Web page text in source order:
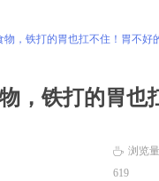
，铁打的胃
ꄘ 浏览量
619
物，铁打的胃也扛不住！胃不好